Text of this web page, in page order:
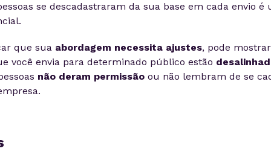
se descadastraram da sua base em cada envio
que sua abordagem necessita ajustes, pode
você envia para determinado público estão
não deram permissão ou não lembram de se